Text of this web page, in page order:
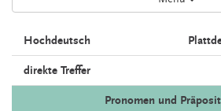
Hochdeutsch
direkte Treffer
Pronomen und